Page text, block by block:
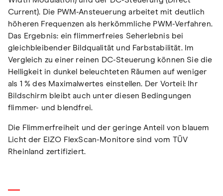
Current). Die PWM-Ansteuerung arbeitet mit deutlich
höheren Frequenzen als herkömmliche PWM-Verfahren.
Das Ergebnis: ein flimmerfreies Seherlebnis bei
gleichbleibender Bildqualität und Farbstabilität. Im
Vergleich zu einer reinen DC-Steuerung können Sie die
Helligkeit in dunkel beleuchteten Räumen auf weniger
als 1 % des Maximalwertes einstellen. Der Vorteil: Ihr
Bildschirm bleibt auch unter diesen Bedingungen
flimmer- und blendfrei.
Die Flimmerfreiheit und der geringe Anteil von blauem
Licht der EIZO FlexScan-Monitore sind vom TÜV
Rheinland zertifiziert.